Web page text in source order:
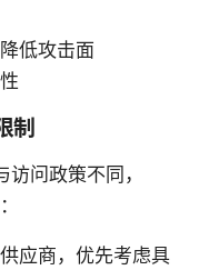
低攻击面
制
问政策不同，
应商，优先考虑具